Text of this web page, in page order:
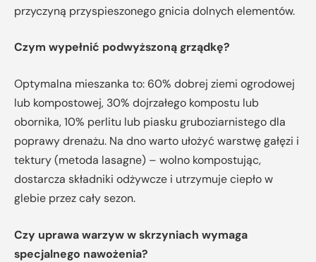
przyczyną przyspieszonego gnicia dolnych elementów.
Czym wypełnić podwyższoną grządkę?
Optymalna mieszanka to: 60% dobrej ziemi ogrodowej
lub kompostowej, 30% dojrzałego kompostu lub
obornika, 10% perlitu lub piasku gruboziarnistego dla
poprawy drenażu. Na dno warto ułożyć warstwę gałęzi i
tektury (metoda lasagne) – wolno kompostując,
dostarcza składniki odżywcze i utrzymuje ciepło w
glebie przez cały sezon.
Czy uprawa warzyw w skrzyniach wymaga
specjalnego nawożenia?